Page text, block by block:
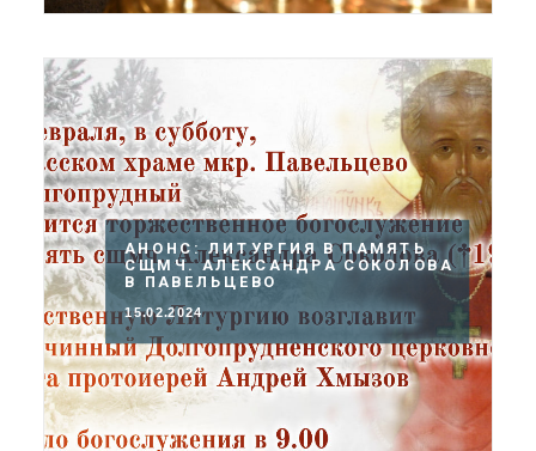
АНОНС: ЛИТУРГИЯ В ПАМЯТЬ
СЩМЧ. АЛЕКСАНДРА СОКОЛОВА
В ПАВЕЛЬЦЕВО
15.02.2024